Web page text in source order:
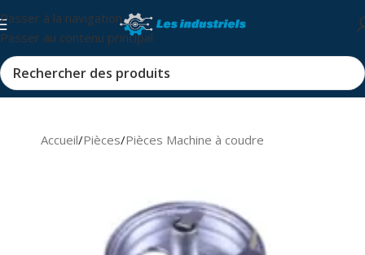
Passer à la navigation
Passer au contenu principal
Accueil/Pièces/Pièces Machine à coudre